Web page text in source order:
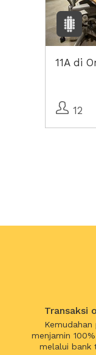
11A di
12
Transaksi
Kemudahan
menjamin
melalui bank